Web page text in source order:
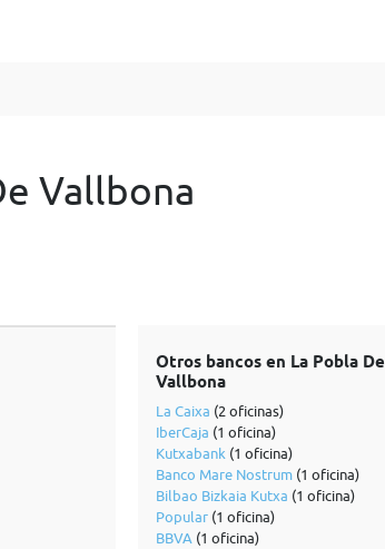
Vallbona
Otros bancos en La Pobla De
Vallbona
La Caixa (2 oficinas)
IberCaja (1 oficina)
Kutxabank (1 oficina)
Banco Mare Nostrum(1 oficina)
Bilbao Bizkaia Kutxa (1 oficina)
Popular(1 oficina)
BBVA (1 oficina)